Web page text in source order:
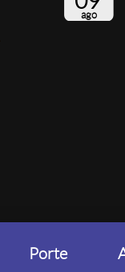
ago
Porte